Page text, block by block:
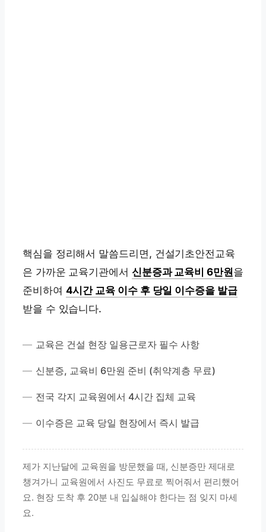
핵심을 정리해서 말씀드리면, 건설기초안전교육
은 가까운 교육기관에서 신분증과 교육비 6만원을
준비하여 4시간 교육 이수 후 당일 이수증을 발급
받을 수 있습니다.
교육은 건설 현장 일용근로자 필수 사항
신분증, 교육비 6만원 준비 (취약계층 무료)
전국 각지 교육원에서 4시간 집체 교육
이수증은 교육 당일 현장에서 즉시 발급
제가 지난달에 교육원을 방문했을 때, 신분증만 제대로
챙겨가니 교육원에서 사진도 무료로 찍어줘서 편리했어
요. 현장 도착 후 20분 내 입실해야 한다는 점 잊지 마세
요.